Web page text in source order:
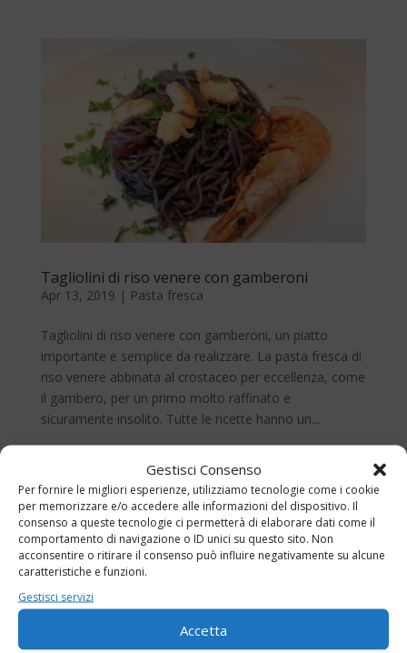
Gestisci Consenso
Per fornire le migliori esperienze, utilizziamo tecnologie come i cookie
per memorizzare e/o accedere alle informazioni del dispositivo. Il
consenso a queste tecnologie ci permetterà di elaborare dati come il
comportamento di navigazione o ID unici su questo sito. Non
acconsentire o ritirare il consenso può influire negativamente su alcune
caratteristiche e funzioni.
Gestisci servizi
Accetta
Tagliolini di riso venere con gamberoni
Apr 13, 2019 | Pasta fresca
Tagliolini di riso venere con gamberoni, un piatto
importante e semplice da realizzare. La pasta fresca di
riso venere abbinata al crostaceo per eccellenza, come
il gambero, per un primo molto raffinato e
sicuramente insolito. Tutte le ricette hanno un...